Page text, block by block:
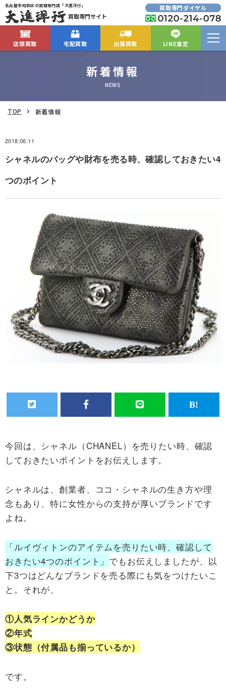
名古屋市昭和区の買取専門店「大進洋行」
買取専門サイト
買取専門ダイヤル
店頭買取 宅配買取 出張買取 LINE査定
新着情報
NEWS
TOP 新着情報
2018.06.11
シャネルのバッグや財布を売る時、確認しておきたい4
つのポイント
今回は、シャネル（CHANEL）を売りたい時、確認
しておきたいポイントをお伝えします。
シャネルは、創業者、ココ・シャネルの生き方や理
念もあり、特に女性からの支持が厚いブランドです
よね。
「ルイヴィトンのアイテムを売りたい時、確認して
おきたい4つのポイント」 でもお伝えしましたが、以
下3つはどんなブランドを売る際にも気をつけたいこ
と。それが、
①人気ラインかどうか
②年式
③状態（付属品も揃っているか）
です。